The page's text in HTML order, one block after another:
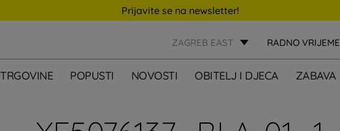
Prijavite se na newsletter!
ZAGREB EAST RADNO VRIJEME
TRGOVINE POPUSTI NOVOSTI OBITELJ I DJECA ZABAVA